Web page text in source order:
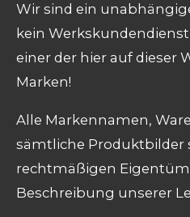
Wir sind ein
kein
einer der hier auf dieser
Marken!
Alle Markennamen,
sämtliche Produktbilder
rechtmäßigen
Beschreibung unserer